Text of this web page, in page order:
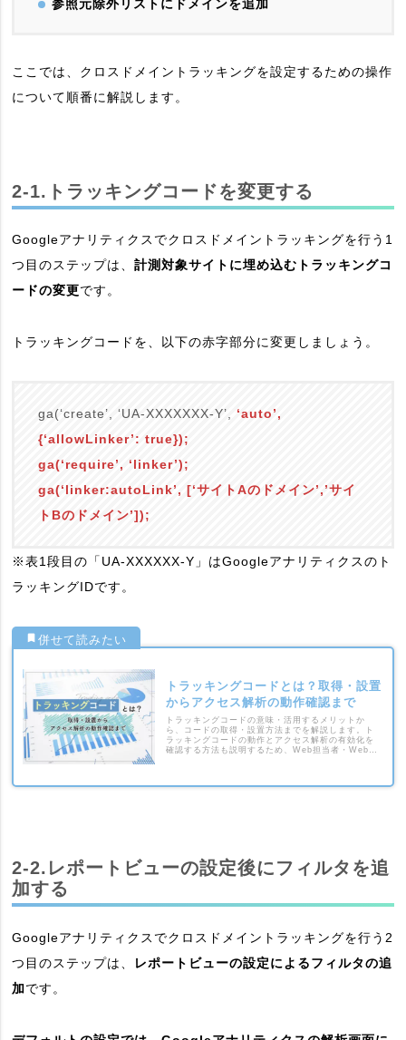
参照元除外リストにドメインを追加
ここでは、クロスドメイントラッキングを設定するための操作
について順番に解説します。
2-1.トラッキングコードを変更する
Googleアナリティクスでクロスドメイントラッキングを行う1
つ目のステップは、計測対象サイトに埋め込むトラッキングコ
ードの変更です。
トラッキングコードを、以下の赤字部分に変更しましょう。
ga(‘create’, ‘UA-XXXXXXX-Y’, ‘auto’,
{‘allowLinker’: true});
ga(‘require’, ‘linker’);
ga(‘linker:autoLink’, [‘サイトAのドメイン’,’サイ
トBのドメイン’]);
※表1段目の「UA-XXXXXX-Y」はGoogleアナリティクスのト
ラッキングIDです。
トラッキングコードとは？取得・設置
からアクセス解析の動作確認まで
トラッキングコードの意味・活用するメリットか
ら、コードの取得・設置方法までを解説します。ト
ラッキングコードの動作とアクセス解析の有効化を
確認する方法も説明するため、Web担当者・Webマ
2-2.レポートビューの設定後にフィルタを追
加する
Googleアナリティクスでクロスドメイントラッキングを行う2
つ目のステップは、
レポートビューの設定によるフィルタの追
加です。